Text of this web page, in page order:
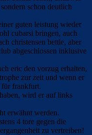
schon deutlich
guten leistung wieder
cubarsi bringen, auch
christensen bettle, aber
abgeschlossen inklusive
eric den vorzug erhalten,
zur zeit und wenn er
für frankfurt.
wird er auf links
erwähnt werden.
4 tore gegen die
zu vertreiben!